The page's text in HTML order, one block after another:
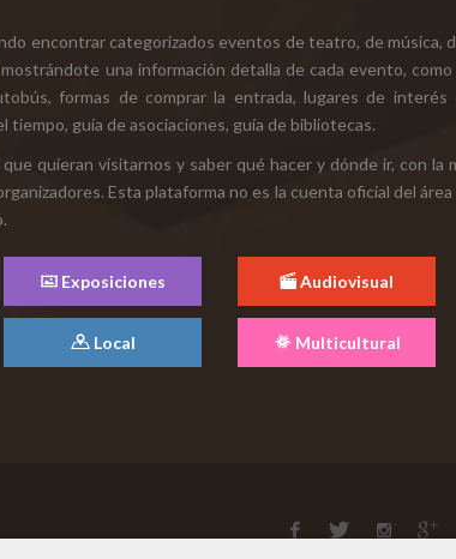
encontrar categorizados eventos de teatro, de música,
una información detalla de cada evento, como
formas de comprar la entrada, lugares de interés
tiempo, guía de asociaciones, guía de bibliotecas.
quieran visitarnos y saber qué hacer y dónde ir, con la
Esta plataforma no es la cuenta oficial del
Exposiciones Audiovisual
Local Multicultural